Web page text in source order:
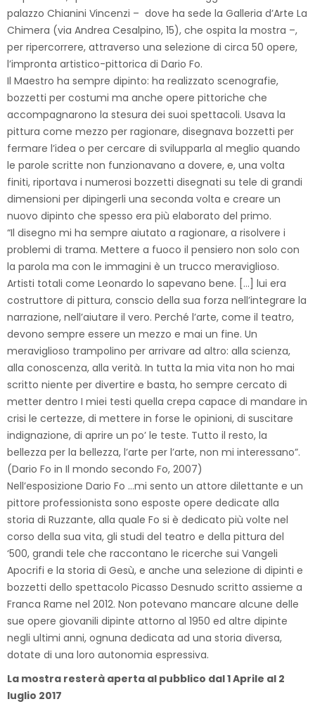
palazzo Chianini Vincenzi – dove ha sede la Galleria d’Arte La
Chimera (via Andrea Cesalpino, 15), che ospita la mostra –,
per ripercorrere, attraverso una selezione di circa 50 opere,
l’impronta artistico-pittorica di Dario Fo.
Il Maestro ha sempre dipinto: ha realizzato scenografie,
bozzetti per costumi ma anche opere pittoriche che
accompagnarono la stesura dei suoi spettacoli. Usava la
pittura come mezzo per ragionare, disegnava bozzetti per
fermare l’idea o per cercare di svilupparla al meglio quando
le parole scritte non funzionavano a dovere, e, una volta
finiti, riportava i numerosi bozzetti disegnati su tele di grandi
dimensioni per dipingerli una seconda volta e creare un
nuovo dipinto che spesso era più elaborato del primo.
“Il disegno mi ha sempre aiutato a ragionare, a risolvere i
problemi di trama. Mettere a fuoco il pensiero non solo con
la parola ma con le immagini è un trucco meraviglioso.
Artisti totali come Leonardo lo sapevano bene. […] lui era
costruttore di pittura, conscio della sua forza nell’integrare la
narrazione, nell’aiutare il vero. Perché l’arte, come il teatro,
devono sempre essere un mezzo e mai un fine. Un
meraviglioso trampolino per arrivare ad altro: alla scienza,
alla conoscenza, alla verità. In tutta la mia vita non ho mai
scritto niente per divertire e basta, ho sempre cercato di
metter dentro I miei testi quella crepa capace di mandare in
crisi le certezze, di mettere in forse le opinioni, di suscitare
indignazione, di aprire un po’ le teste. Tutto il resto, la
bellezza per la bellezza, l’arte per l’arte, non mi interessano”.
(Dario Fo in Il mondo secondo Fo, 2007)
Nell’esposizione Dario Fo …mi sento un attore dilettante e un
pittore professionista sono esposte opere dedicate alla
storia di Ruzzante, alla quale Fo si è dedicato più volte nel
corso della sua vita, gli studi del teatro e della pittura del
‘500, grandi tele che raccontano le ricerche sui Vangeli
Apocrifi e la storia di Gesù, e anche una selezione di dipinti e
bozzetti dello spettacolo Picasso Desnudo scritto assieme a
Franca Rame nel 2012. Non potevano mancare alcune delle
sue opere giovanili dipinte attorno al 1950 ed altre dipinte
negli ultimi anni, ognuna dedicata ad una storia diversa,
dotate di una loro autonomia espressiva.
La mostra resterà aperta al pubblico dal 1 Aprile al 2
luglio 2017